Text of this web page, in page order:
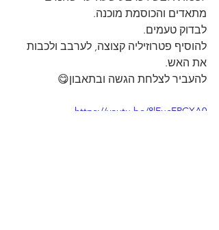
מתאדים והכוסמת מוכנה.
לבדוק טעמים.
להוסיף פטרוזיליה קצוצה, לערבב ולכבות
את האש.
להעביר לצלחת הגשה ובתאבון😋
https://youtu.be/8lEucEPCXA0